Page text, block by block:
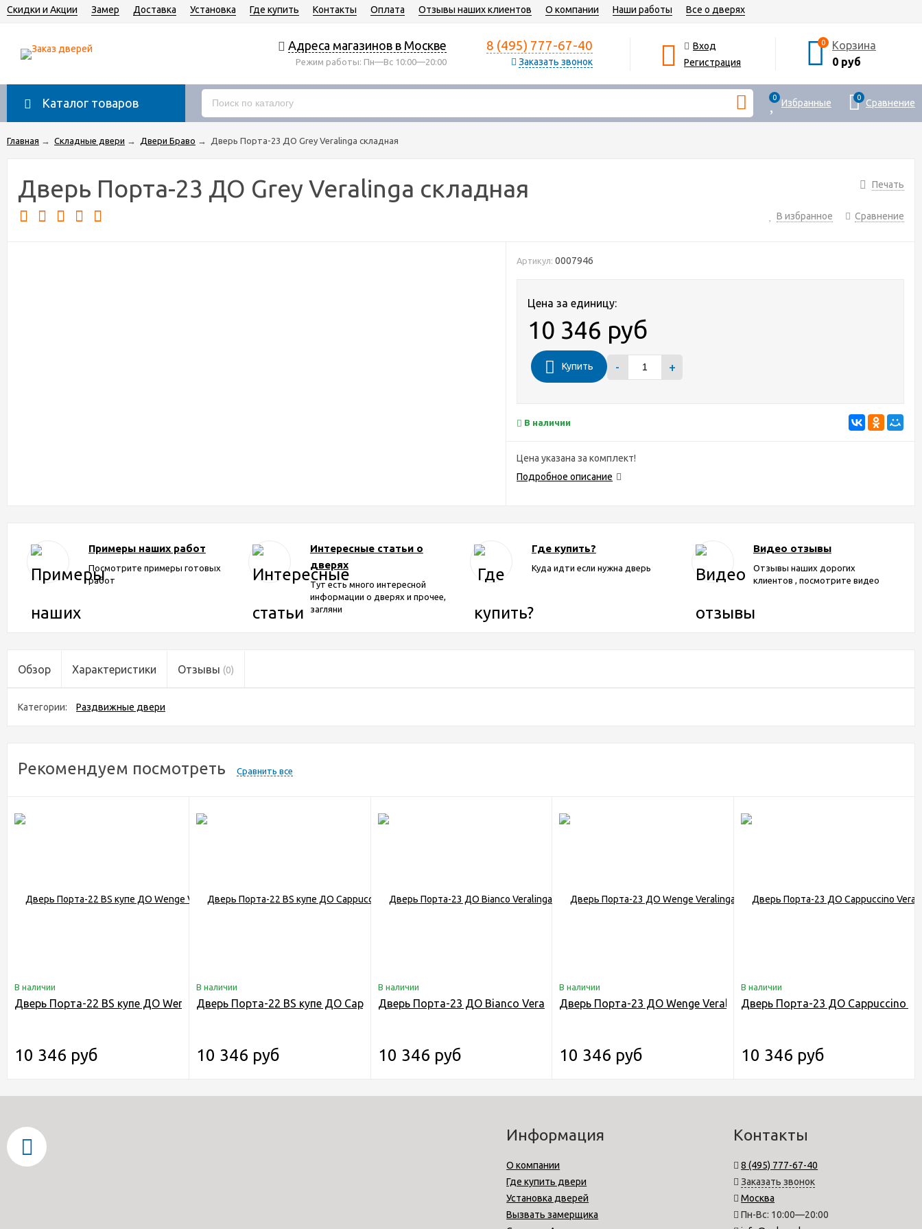
Скидки и Акции Замер Доставка Установка Где купить Контакты Оплата Отзывы наших клиентов О компании Наши работы Все о дверях
Адреса магазинов в Москве
Режим работы: Пн—Вс 10:00—20:00
8 (495) 777-67-40
Заказать звонок
Вход
Регистрация
0
Корзина
0 руб
Каталог товаров 0 Избранные 0 Сравнение
Главная → Cкладные двери → Двери Браво → Дверь Порта-23 ДО Grey Veralinga складная
Печать
Дверь Порта-23 ДО Grey Veralinga складная
В избранное Сравнение
Артикул: 0007946
Цена за единицу:
10 346 руб
Купить - +
В наличии
Цена указана за комплект!
Подробное описание
Примеры наших работ
Посмотрите примеры готовых
работ
Интересные статьи о
дверях
Тут есть много интересной
информации о дверях и прочее,
загляни
Где купить?
Куда идти если нужна дверь
Видео отзывы
Отзывы наших дорогих
клиентов , посмотрите видео
Обзор Характеристики Отзывы (0)
Категории: Раздвижные двери
Рекомендуем посмотреть Сравнить все
В наличии
Дверь Порта-22 BS купе ДО Wenge Veralinga
10 346 руб
В наличии
Дверь Порта-22 BS купе ДО Cappuccino Veralinga
10 346 руб
В наличии
Дверь Порта-23 ДО Bianco Veralinga складная
10 346 руб
В наличии
Дверь Порта-23 ДО Wenge Veralinga складная
10 346 руб
В наличии
Дверь Порта-23 ДО Cappuccino
10 346 руб
Информация
О компании
Где купить двери
Установка дверей
Вызвать замерщика
Контакты
8 (495) 777-67-40
Заказать звонок
Москва
Пн-Вс: 10:00—20:00